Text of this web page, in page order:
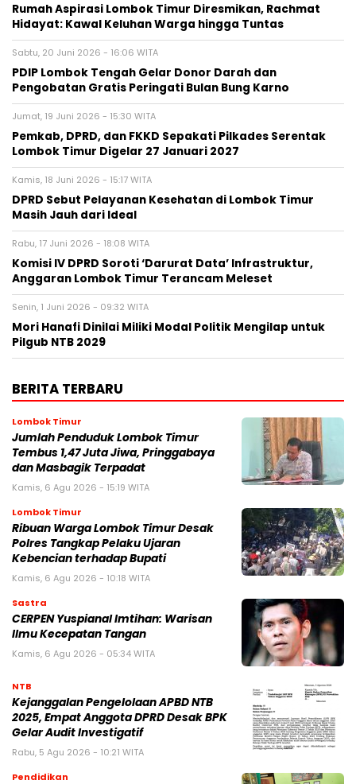
Rumah Aspirasi Lombok Timur Diresmikan, Rachmat
Hidayat: Kawal Keluhan Warga hingga Tuntas
Sabtu, 20 Juni 2026 - 16:06 WITA
PDIP Lombok Tengah Gelar Donor Darah dan
Pengobatan Gratis Peringati Bulan Bung Karno
Jumat, 19 Juni 2026 - 15:30 WITA
Pemkab, DPRD, dan FKKD Sepakati Pilkades Serentak
Lombok Timur Digelar 27 Januari 2027
Kamis, 18 Juni 2026 - 15:17 WITA
DPRD Sebut Pelayanan Kesehatan di Lombok Timur
Masih Jauh dari Ideal
Rabu, 17 Juni 2026 - 18:08 WITA
Komisi IV DPRD Soroti ‘Darurat Data’ Infrastruktur,
Anggaran Lombok Timur Terancam Meleset
Senin, 1 Juni 2026 - 09:32 WITA
Mori Hanafi Dinilai Miliki Modal Politik Mengilap untuk
Pilgub NTB 2029
BERITA TERBARU
Lombok Timur
Jumlah Penduduk Lombok Timur
Tembus 1,47 Juta Jiwa, Pringgabaya
dan Masbagik Terpadat
Kamis, 6 Agu 2026 - 15:19 WITA
Lombok Timur
Ribuan Warga Lombok Timur Desak
Polres Tangkap Pelaku Ujaran
Kebencian terhadap Bupati
Kamis, 6 Agu 2026 - 10:18 WITA
Sastra
CERPEN Yuspianal Imtihan: Warisan
Ilmu Kecepatan Tangan
Kamis, 6 Agu 2026 - 05:34 WITA
NTB
Kejanggalan Pengelolaan APBD NTB
2025, Empat Anggota DPRD Desak BPK
Gelar Audit Investigatif
Rabu, 5 Agu 2026 - 10:21 WITA
Pendidikan